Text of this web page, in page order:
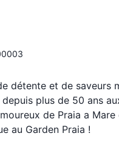
détente et de saveurs
plus de 50 ans
de Praia a
au Garden Praia !